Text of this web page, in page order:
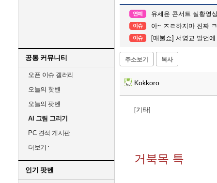
공통 커뮤니티
오픈 이슈 갤러리
오늘의 핫벤
오늘의 팟벤
AI 그림 그리기
PC 견적 게시판
더보기
인기 팟벤
연예 유세윤 콘서트 실황영
이슈 아~ ㅈㄹ하지마 진짜
이슈 [매불쇼] 서영교 발언
주소보기 복사
Kokkoro
[기타]
거북목 특